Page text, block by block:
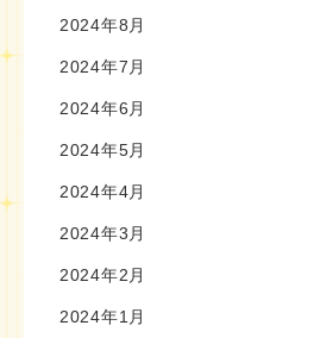
2024年8月
2024年7月
2024年6月
2024年5月
2024年4月
2024年3月
2024年2月
2024年1月